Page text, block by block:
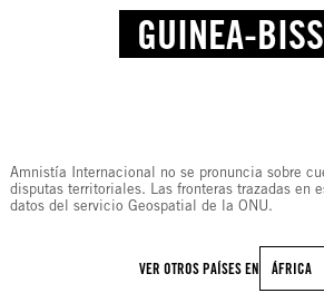
GUINEA-
Amnistía Internacional no se pronuncia sobre
disputas territoriales. Las fronteras trazadas en
datos del servicio Geospatial de la ONU.
VER OTROS PAÍSES EN ÁFRICA